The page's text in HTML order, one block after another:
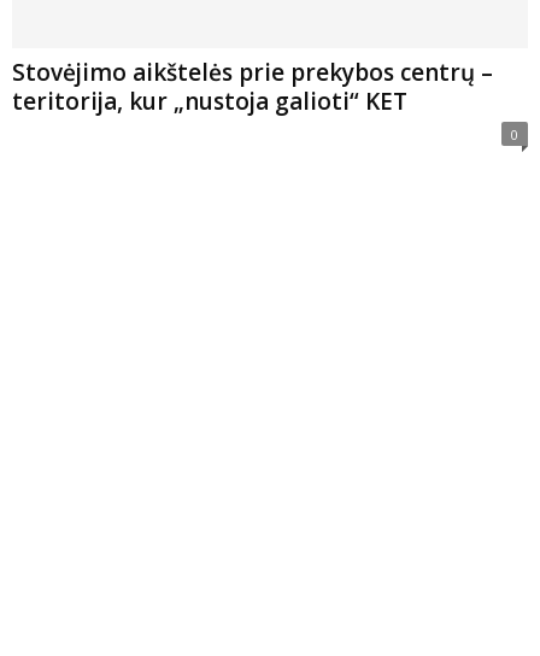
Stovėjimo aikštelės prie prekybos centrų –
teritorija, kur „nustoja galioti“ KET
0